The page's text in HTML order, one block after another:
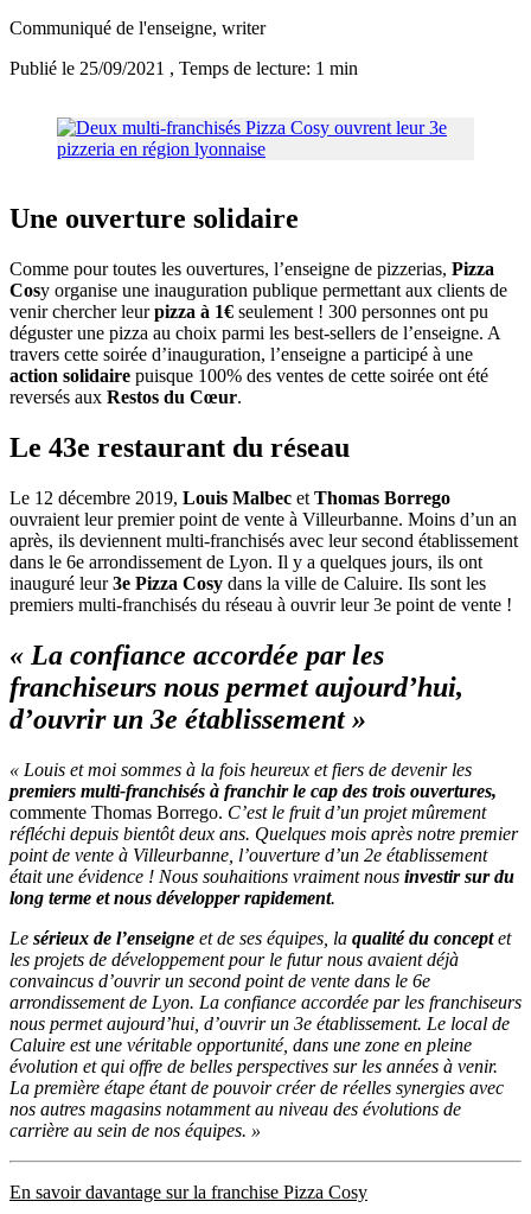
Communiqué de l'enseigne, writer
Publié le 25/09/2021 , Temps de lecture: 1 min
Une ouverture solidaire
Comme pour toutes les ouvertures, l’enseigne de pizzerias, Pizza
Cosy organise une inauguration publique permettant aux clients de
venir chercher leurpizza à 1€ seulement ! 300 personnes ont pu
déguster une pizza au choix parmi les best-sellers de l’enseigne. A
travers cette soirée d’inauguration, l’enseigne a participé à une
action solidaire puisque 100% des ventes de cette soirée ont été
reversés aux Restos du Cœur.
Le 43e restaurant du réseau
Le 12 décembre 2019, Louis Malbec et Thomas Borrego
ouvraient leur premier point de vente à Villeurbanne. Moins d’un an
après, ils deviennent multi-franchisés avec leur second établissement
dans le 6e arrondissement de Lyon. Il y a quelques jours, ils ont
inauguré leur3e Pizza Cosy dans la ville de Caluire. Ils sont les
premiers multi-franchisés du réseau à ouvrir leur 3e point de vente !
« La confiance accordée par les
franchiseurs nous permet aujourd’hui,
d’ouvrir un 3e établissement »
« Louis et moi sommes à la fois heureux et fiers de devenir les
premiers multi-franchisés à franchir le cap des trois ouvertures,
commente Thomas Borrego. C’est le fruit d’un projet mûrement
réfléchi depuis bientôt deux ans. Quelques mois après notre premier
point de vente à Villeurbanne, l’ouverture d’un 2e établissement
était une évidence ! Nous souhaitions vraiment nous investir sur du
long terme et nous développer rapidement.
Le sérieux de l’enseigne et de ses équipes, la qualité du conceptet
les projets de développement pour le futur nous avaient déjà
convaincus d’ouvrir un second point de vente dans le 6e
arrondissement de Lyon. La confiance accordée par les franchiseurs
nous permet aujourd’hui, d’ouvrir un 3e établissement. Le local de
Caluire est une véritable opportunité, dans une zone en pleine
évolution et qui offre de belles perspectives sur les années à venir.
La première étape étant de pouvoir créer de réelles synergies avec
nos autres magasins notamment au niveau des évolutions de
carrière au sein de nos équipes. »
En savoir davantage sur la franchise Pizza Cosy